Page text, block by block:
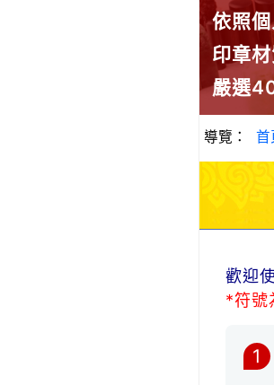
依照
印章
嚴選
導覽： 首
歡迎
*符號
1